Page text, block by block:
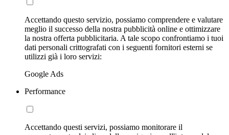
Accettando questo servizio, possiamo comprendere e valutare
meglio il successo della nostra pubblicità online e ottimizzare
la nostra offerta pubblicitaria. A tale scopo confrontiamo i tuoi
dati personali crittografati con i seguenti fornitori esterni se
utilizzi già i loro servizi:
Google Ads
Performance
Accettando questi servizi, possiamo monitorare il